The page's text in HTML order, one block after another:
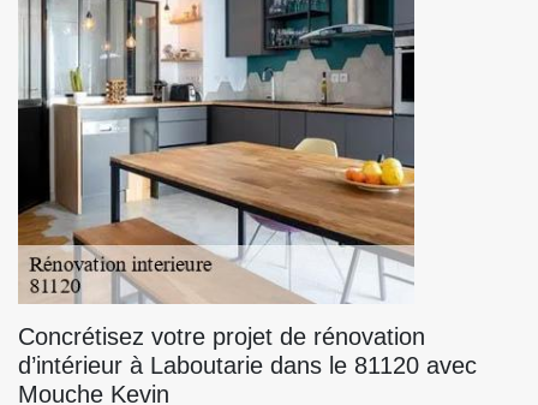
Concrétisez votre projet de rénovation
d’intérieur à Laboutarie dans le 81120 avec
Mouche Kevin